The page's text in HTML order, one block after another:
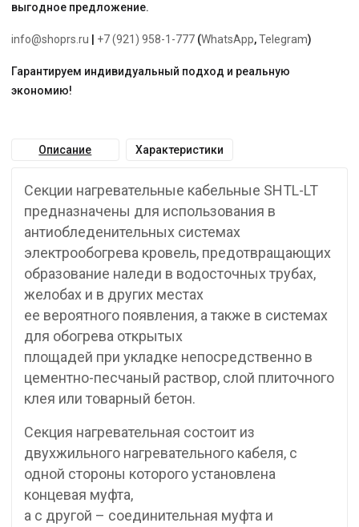
выгодное предложение.
info@shoprs.ru +7 (921) 958-1-777 (WhatsApp,Telegram)
Гарантируем индивидуальный подход и реальную
экономию!
Описание Характеристики
Секции нагревательные кабельные SHTL-LT
предназначены для использования в
антиобледенительных системах
электрообогрева кровель, предотвращающих
образование наледи в водосточных трубах,
желобах и в других местах
ее вероятного появления, а также в системах
для обогрева открытых
площадей при укладке непосредственно в
цементно-песчаный раствор, слой плиточного
клея или товарный бетон.
Секция нагревательная состоит из
двухжильного нагревательного кабеля, с
одной стороны которого установлена
концевая муфта,
а с другой – соединительная муфта и